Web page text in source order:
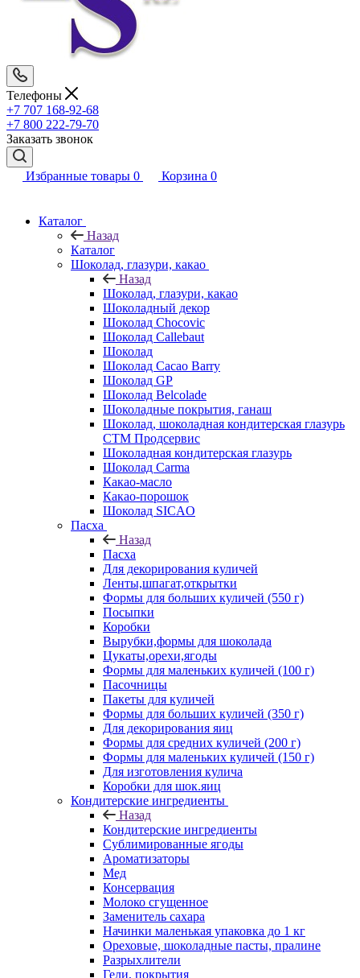
Телефоны
+7 707 168-92-68
+7 800 222-79-70
Заказать звонок
Избранные товары 0 Корзина 0
Каталог
Назад
Каталог
Шоколад, глазури, какао
Назад
Шоколад, глазури, какао
Шоколадный декор
Шоколад Chocovic
Шоколад Callebaut
Шоколад
Шоколад Cacao Barry
Шоколад GP
Шоколад Belcolade
Шоколадные покрытия, ганаш
Шоколад, шоколадная кондитерская глазурь
СТМ Продсервис
Шоколадная кондитерская глазурь
Шоколад Carma
Какао-масло
Какао-порошок
Шоколад SICAO
Пасха
Назад
Пасха
Для декорирования куличей
Ленты,шпагат,открытки
Формы для больших куличей (550 г)
Посыпки
Коробки
Вырубки,формы для шоколада
Цукаты,орехи,ягоды
Формы для маленьких куличей (100 г)
Пасочницы
Пакеты для куличей
Формы для больших куличей (350 г)
Для декорирования яиц
Формы для средних куличей (200 г)
Формы для маленьких куличей (150 г)
Для изготовления кулича
Коробки для шок.яиц
Кондитерские ингредиенты
Назад
Кондитерские ингредиенты
Сублимированные ягоды
Ароматизаторы
Мед
Консервация
Молоко сгущенное
Заменитель сахара
Начинки маленькая упаковка до 1 кг
Ореховые, шоколадные пасты, пралине
Разрыхлители
Гели, покрытия